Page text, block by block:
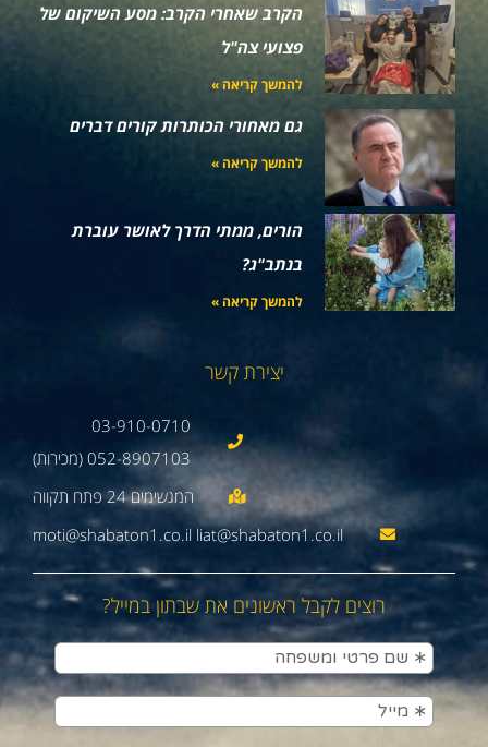
הקרב שאחרי הקרב: מסע השיקום של
פצועי צה"ל
להמשך קריאה »
גם מאחורי הכותרות קורים דברים
להמשך קריאה »
הורים, ממתי הדרך לאושר עוברת
בנתב"ג?
להמשך קריאה »
יצירת קשר
03-910-0710
052-8907103 (מכירות)
moti@shabaton1.co.il liat@shabaton1.co.il
רוצים לקבל ראשונים את שבתון במייל?